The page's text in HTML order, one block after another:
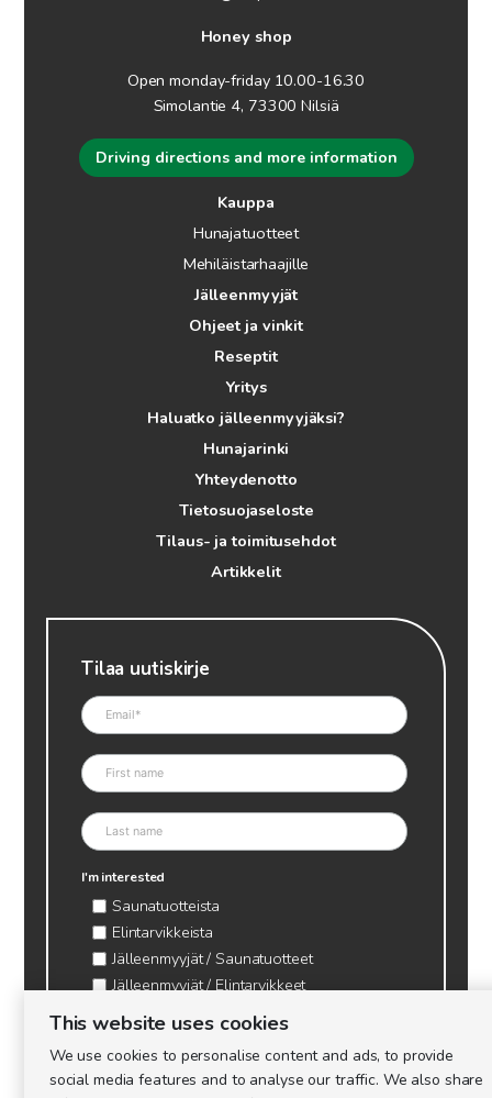
Honey shop
Open monday-friday 10.00-16.30
Simolantie 4, 73300 Nilsiä
Driving directions and more information
Kauppa
Hunajatuotteet
Mehiläistarhaajille
Jälleenmyyjät
Ohjeet ja vinkit
Reseptit
Yritys
Haluatko jälleenmyyjäksi?
Hunajarinki
Yhteydenotto
Tietosuojaseloste
Tilaus- ja toimitusehdot
Artikkelit
Tilaa uutiskirje
I'm interested
Saunatuotteista
Elintarvikkeista
Jälleenmyyjät / Saunatuotteet
Jälleenmyyjät / Elintarvikkeet
Kynttilätarvikkeet & mehiläisvaha
Mehiläistarvikkeet
Ajankohtaista & tietopaketit tarhaajalle
This website uses cookies
We use cookies to personalise content and ads, to provide
social media features and to analyse our traffic. We also share